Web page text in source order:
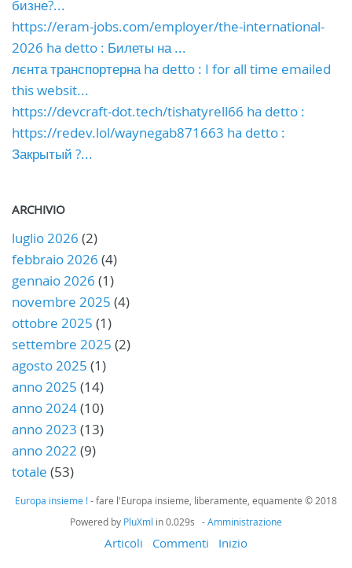
бизне?...
https://eram-jobs.com/employer/the-international-
2026 ha detto : Билеты на ...
лєнта транспортерна ha detto : I for all time emailed
this websit...
https://devcraft-dot.tech/tishatyrell66 ha detto :
https://redev.lol/waynegab871663 ha detto :
Закрытый ?...
ARCHIVIO
luglio 2026 (2)
febbraio 2026 (4)
gennaio 2026 (1)
novembre 2025 (4)
ottobre 2025 (1)
settembre 2025 (2)
agosto 2025 (1)
anno 2025 (14)
anno 2024(10)
anno 2023 (13)
anno 2022 (9)
totale (53)
Europa insieme !- fare l'Europa insieme, liberamente, equamente © 2018
Powered by PluXml in 0.029s -Amministrazione
Articoli Commenti Inizio